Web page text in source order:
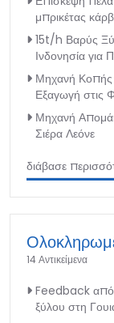
μπρικέτας
15t/h Βαρύς
Ινδονησία
Μηχανή Κοπής
Εξαγωγή στις
Μηχανή
Σιέρα Λεόνε
διάβασε
14 Αντικείμενα
Feedback από
ξύλου στη